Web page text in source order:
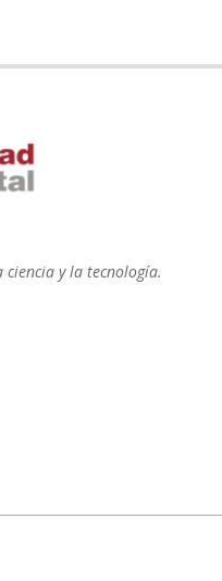
y la tecnología.